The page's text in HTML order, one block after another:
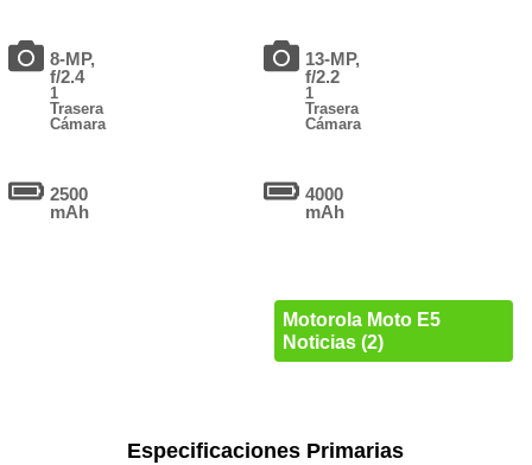
8-MP,
f/2.4
1
Trasera
Cámara
2500
mAh
13-MP,
f/2.2
1
Trasera
Cámara
4000
mAh
Motorola Moto E5
Noticias (2)
Especificaciones Primarias